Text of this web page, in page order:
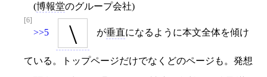
(博報堂のグループ会社)
[6]
>>5 \ が垂直になるように本文全体を傾け
ている。トップページだけでなくどのページも。発想